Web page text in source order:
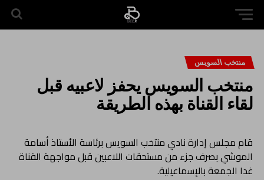
منتخب السويس
منتخب السويس يحفز لاعبيه قبل
لقاء القناة بهذه الطريقة
قام مجلس إدارة نادي منتخب السويس برئاسة الأستاذ أسامة
الموشي بصرف جزء من مستحقات اللاعبين قبل مواجهة القناة
غدا الجمعة بالإسماعيلية.